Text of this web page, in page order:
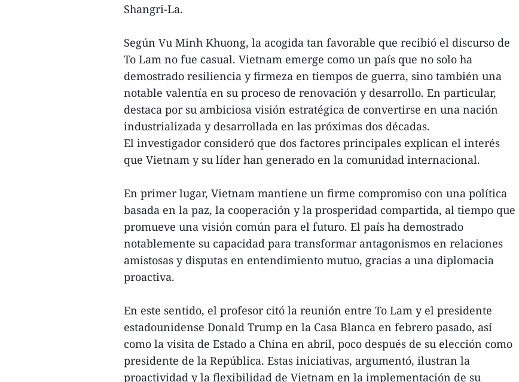
Shangri-La.
Según Vu Minh Khuong, la acogida tan favorable que recibió el discurso de
To Lam no fue casual. Vietnam emerge como un país que no solo ha
demostrado resiliencia y firmeza en tiempos de guerra, sino también una
notable valentía en su proceso de renovación y desarrollo. En particular,
destaca por su ambiciosa visión estratégica de convertirse en una nación
industrializada y desarrollada en las próximas dos décadas.
El investigador consideró que dos factores principales explican el interés
que Vietnam y su líder han generado en la comunidad internacional.
En primer lugar, Vietnam mantiene un firme compromiso con una política
basada en la paz, la cooperación y la prosperidad compartida, al tiempo que
promueve una visión común para el futuro. El país ha demostrado
notablemente su capacidad para transformar antagonismos en relaciones
amistosas y disputas en entendimiento mutuo, gracias a una diplomacia
proactiva.
En este sentido, el profesor citó la reunión entre To Lam y el presidente
estadounidense Donald Trump en la Casa Blanca en febrero pasado, así
como la visita de Estado a China en abril, poco después de su elección como
presidente de la República. Estas iniciativas, argumentó, ilustran la
proactividad y la flexibilidad de Vietnam en la implementación de su